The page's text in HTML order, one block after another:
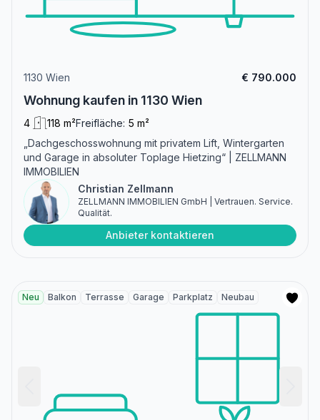
1130 Wien € 790.000
Wohnung kaufen in 1130 Wien
4 118 m²Freifläche: 5 m²
„Dachgeschosswohnung mit privatem Lift, Wintergarten
und Garage in absoluter Toplage Hietzing“ | ZELLMANN
IMMOBILIEN
Christian Zellmann
ZELLMANN IMMOBILIEN GmbH | Vertrauen. Service.
Qualität.
Anbieter kontaktieren
Neu Balkon Terrasse Garage Parkplatz Neubau